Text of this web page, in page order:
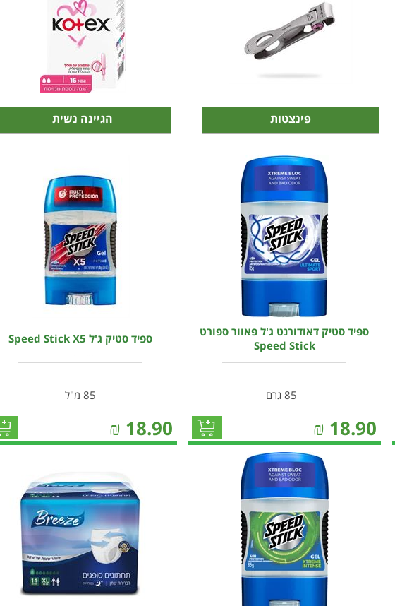
פינצטות הגיינה נשית
ספיד סטיק דאודורנט ג'ל פאוור ספורט
Speed Stick
18.90
₪
ספיד סטיק ג'ל Speed Stick X5
85 מ"ל
18.90
₪